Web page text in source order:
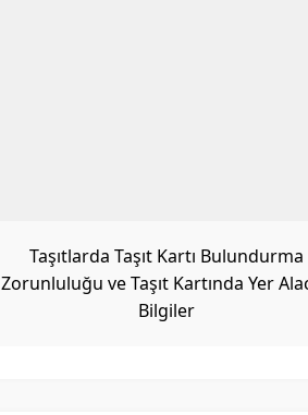
Taşıtlarda Taşıt Kartı Bulundurma
Zorunluluğu ve Taşıt Kartında Yer
Bilgiler